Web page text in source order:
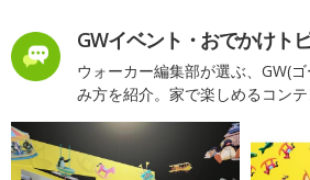
GWイベント・おでかけト
ウォーカー編集部が選ぶ、GW(
み方を紹介。家で楽しめるコンテ